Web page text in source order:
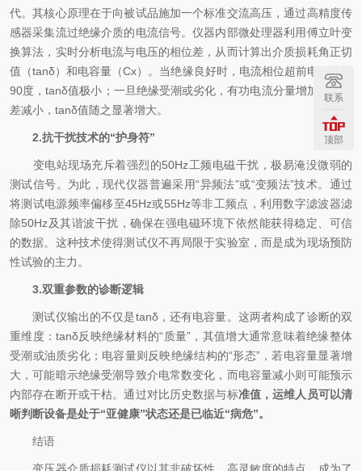
代。其核心原理在于向被试品施加一个标准交流高压，通过高精度传
感器采集流过绝缘介质的电流信号。仪器内部微处理器利用傅立叶变
换算法，实时分析电流与电压的相位差，从而计算出介质损耗角正切
值（tanδ）和电容量（Cx）。当绝缘良好时，电流相位超前电压接近
90度，tanδ值极小；一旦绝缘受潮或劣化，有功电流分量增加，相位
差减小，tanδ值随之显著增大。
2.抗干扰技术的“护身符”
变电站现场充斥着强烈的50Hz工频电磁干扰，极易淹没微弱的
测试信号。为此，现代仪器普遍采用“异频法”或“变频法”技术。通过
将测试电源频率偏移至45Hz或55Hz等非工频点，利用数字滤波器滤
除50Hz及其谐波干扰，确保在强电磁环境下依然能获得稳定、可信
的数据。这种技术使得测试仪不再局限于实验室，而是成为现场预防
性试验的主力。
3.双重参数的诊断逻辑
测试仪输出的不仅是tanδ，还有电容量。这两者构成了诊断的双
重维度：tanδ反映绝缘材料的“质量”，其值增大通常意味着绝缘整体
受潮或油质劣化；电容量则反映绝缘结构的“形态”，若电容量显著增
大，可能暗示绝缘受潮导致介电常数变化，而电容量减小则可能预示
内部存在断开或干枯。通过对比历史数据与标准值，运维人员可以清
晰判断设备是处于“亚健康”状态还是已临近“病危”。
结语
联系
顶部